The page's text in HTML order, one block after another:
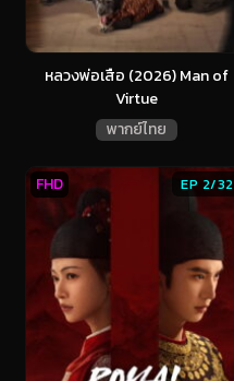
หลวงพ่อเสือ (2026) Man of
Virtue
พากย์ไทย
EP 2/32
FHD